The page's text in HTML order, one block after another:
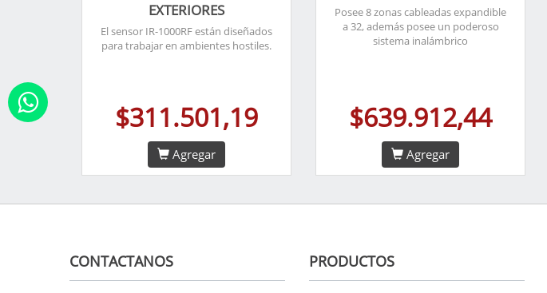
EXTERIORES
El sensor IR-1000RF están diseñados
para trabajar en ambientes hostiles.
$311.501,19
Agregar
Posee 8 zonas cableadas expandible
a 32, además posee un poderoso
sistema inalámbrico
$639.912,44
Agregar
CONTACTANOS PRODUCTOS